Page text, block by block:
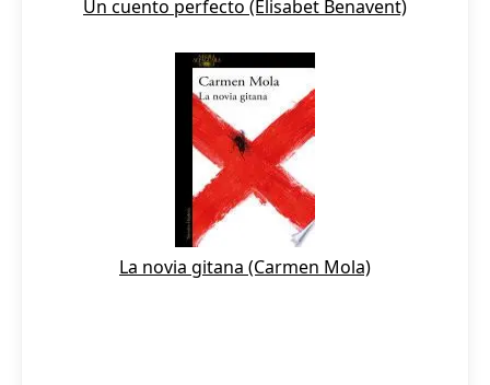
Un cuento perfecto (Elisabet Benavent)
La novia gitana (Carmen Mola)